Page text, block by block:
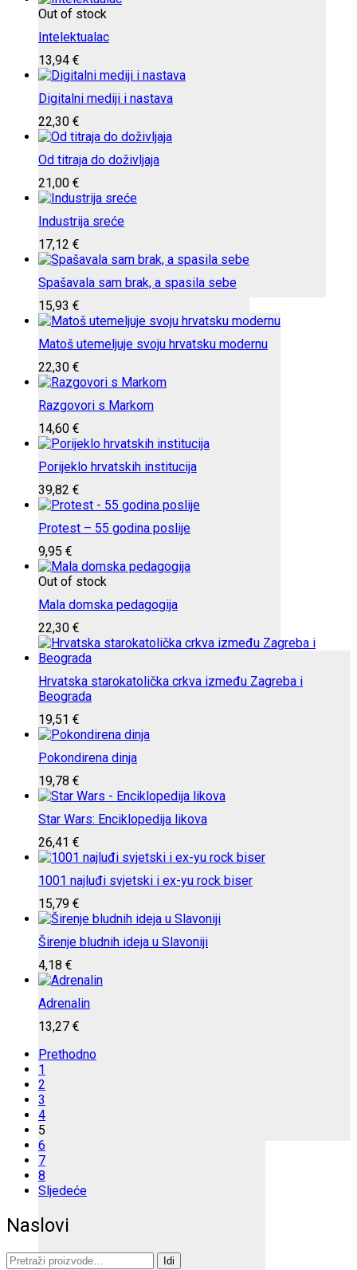
Out of stock
Intelektualac
13,94 €
Digitalni mediji i nastava
22,30 €
Od titraja do doživljaja
21,00 €
Industrija sreće
17,12 €
Spašavala sam brak, a spasila sebe
15,93 €
Matoš utemeljuje svoju hrvatsku modernu
22,30 €
Razgovori s Markom
14,60 €
Porijeklo hrvatskih institucija
39,82 €
Protest – 55 godina poslije
9,95 €
Out of stock
Mala domska pedagogija
22,30 €
Hrvatska starokatolička crkva između Zagreba i
Beograda
19,51 €
Pokondirena dinja
19,78 €
Star Wars: Enciklopedija likova
26,41 €
1001 najluđi svjetski i ex-yu rock biser
15,79 €
Širenje bludnih ideja u Slavoniji
4,18 €
Adrenalin
13,27 €
Prethodno
1
2
3
4
5
6
7
8
Sljedeće
Naslovi
Pretraži: Idi